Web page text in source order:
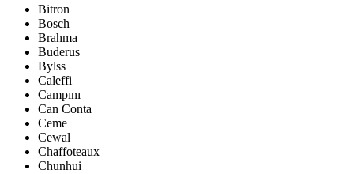
Bitron
Bosch
Brahma
Buderus
Bylss
Caleffi
Campını
Can Conta
Ceme
Cewal
Chaffoteaux
Chunhui